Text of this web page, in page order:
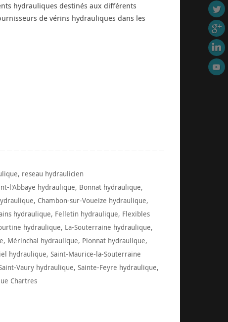
hydrauliques destinés aux différents
de vérins hydrauliques dans les
, reseau hydraulicien
l'Abbaye hydraulique, Bonnat hydraulique,
, Chambon-sur-Voueize hydraulique,
hydraulique, Felletin hydraulique, Flexibles
hydraulique, La-Souterraine hydraulique,
, Mérinchal hydraulique, Pionnat hydraulique,
hydraulique, Saint-Maurice-la-Souterraine
Vaury hydraulique, Sainte-Feyre hydraulique,
Chartres